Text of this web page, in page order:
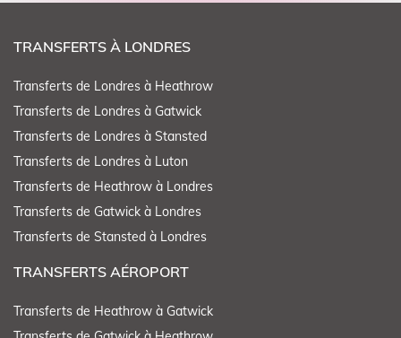
TRANSFERTS À LONDRES
Transferts de Londres à Heathrow
Transferts de Londres à Gatwick
Transferts de Londres à Stansted
Transferts de Londres à Luton
Transferts de Heathrow à Londres
Transferts de Gatwick à Londres
Transferts de Stansted à Londres
TRANSFERTS AÉROPORT
Transferts de Heathrow à Gatwick